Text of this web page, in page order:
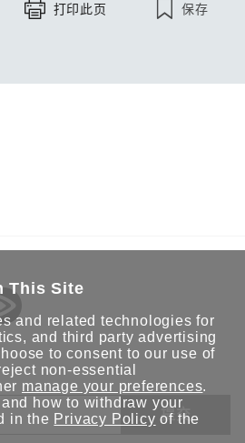
打印此页 保存
提交
This Site
and related technologies for
and third party advertising
to consent to our use of
non-essential
manage your preferences.
how to withdraw your
in the Privacy Policy of the